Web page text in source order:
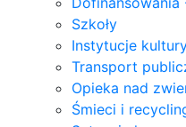
Szkoły
Instytucje
Transport
Opieka nad
Śmieci i